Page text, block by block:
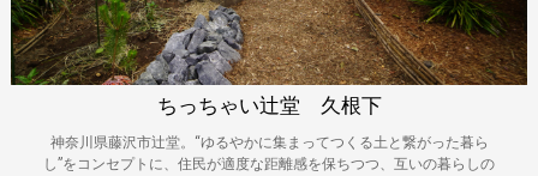
ちっちゃい辻堂 久根下
神奈川県藤沢市辻堂。“ゆるやかに集まってつくる土と繋がった暮ら
し”をコンセプトに、住民が適度な距離感を保ちつつ、互いの暮らしの